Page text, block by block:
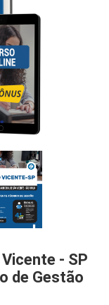
- SP
de Gestão